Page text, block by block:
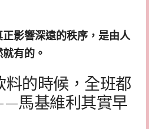
正影響深遠的秩序，是由人
有的。
料的時候，全班都
馬基維利其實早